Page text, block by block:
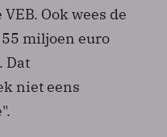
Ook wees de
miljoen euro
Dat
niet eens